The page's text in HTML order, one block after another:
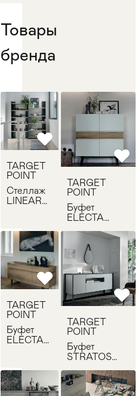
Товары
бренда
TARGET
POINT
Стеллаж
LINEAR
POINT
PP119
TARGET
POINT
Буфет
ELECTA
TARGET
POINT MA105
TARGET
POINT
Буфет
ELECTA
MA103
TARGET
POINT
Буфет
STRATOS
POINT MA107